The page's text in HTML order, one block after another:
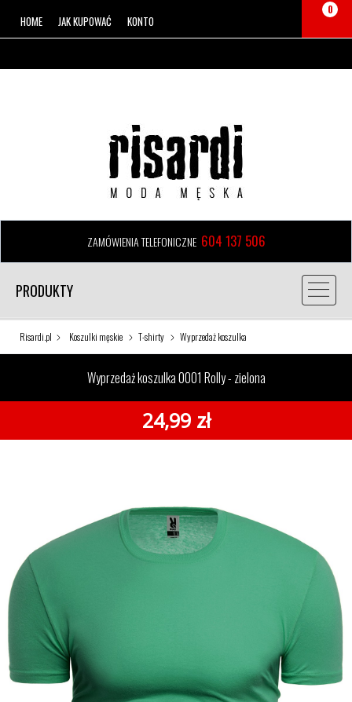
HOME JAK KUPOWAĆ KONTO
0
ZAMÓWIENIA TELEFONICZNE 604 137 506
PRODUKTY
Risardi.pl Koszulki męskie T-shirty Wyprzedaż koszulka
Wyprzedaż koszulka 0001 Rolly - zielona
24,99 zł